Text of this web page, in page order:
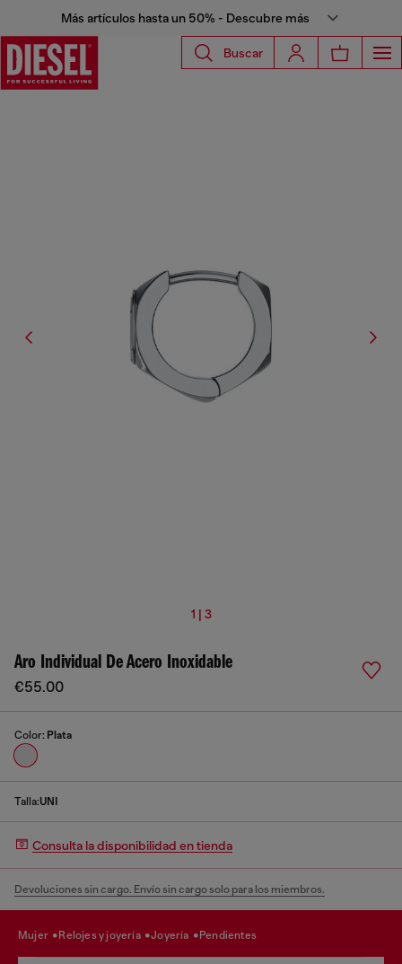
Más artículos hasta un 50% - Descubre más
Buscar
1 | 3
Aro Individual De Acero Inoxidable
€55.00
Color: Plata
Talla:UNI
Consulta la disponibilidad en tienda
Devoluciones sin cargo. Envío sin cargo solo para los miembros.
mujer relojes y joyería joyería pendientes